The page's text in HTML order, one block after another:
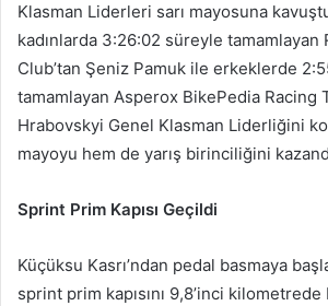
Klasman Liderleri sarı mayosuna
kadınlarda 3:26:02 süreyle
Club’tan Şeniz Pamuk ile erkeklerde
tamamlayan Asperox BikePedia Racing
Hrabovskyi Genel Klasman Liderliğini
mayoyu hem de yarış birinciliğini
Sprint Prim Kapısı Geçildi
Küçüksu Kasrı’ndan pedal basmaya
sprint prim kapısını 9,8’inci